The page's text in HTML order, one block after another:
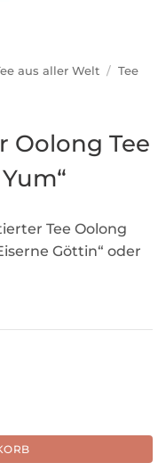
aus aller Welt / Tee
Oolong Tee
Tee Oolong
Göttin“ oder